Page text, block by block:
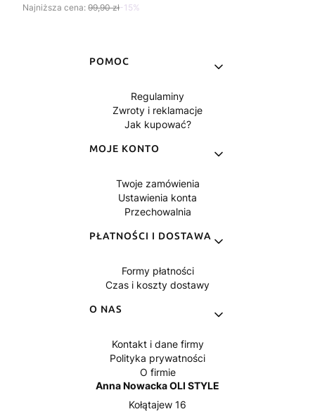
Najniższa cena: 99,90 zł-15%
Anna Nowacka OLI STYLE
Kołątajew 16
Linki w stopce
POMOC
Regulaminy
Zwroty i reklamacje
Jak kupować?
MOJE KONTO
Twoje zamówienia
Ustawienia konta
Przechowalnia
PŁATNOŚCI I DOSTAWA
Formy płatności
Czas i koszty dostawy
O NAS
Kontakt i dane firmy
Polityka prywatności
O firmie